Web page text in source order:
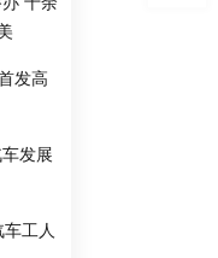
发高
发展
工人